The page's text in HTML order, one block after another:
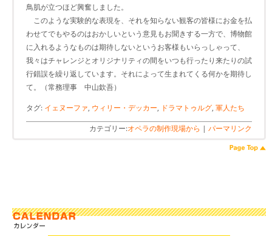
鳥肌が立つほど興奮しました。
このような実験的な表現を、それを知らない観客の皆様にお金を払
わせてでもやるのはおかしいという意見もお聞きする一方で、博物館
に入れるようなものは期待しないというお客様もいらっしゃって、
我々はチャレンジとオリジナリティの間をいつも行ったり来たりの試
行錯誤を繰り返しています。それによって生まれてくる何かを期待し
て。（常務理事 中山欽吾）
タグ: イェヌーファ, ウィリー・デッカー, ドラマトゥルグ, 軍人たち
カテゴリー:オペラの制作現場から | パーマリンク